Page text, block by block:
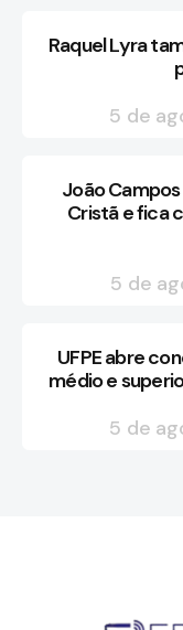
Raquel Lyra
5 de
João
Cristã e fica
5 de
UFPE abre
médio e
5 de